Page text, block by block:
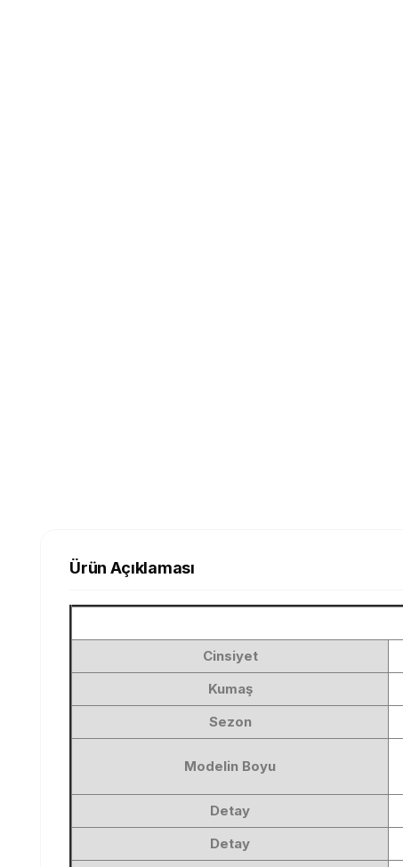
Ürün Açıklaması
Cinsiyet
Kumaş
Sezon
Modelin Boyu
Detay
Detay